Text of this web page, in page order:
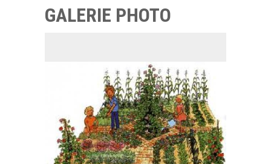
GALERIE PHOTO